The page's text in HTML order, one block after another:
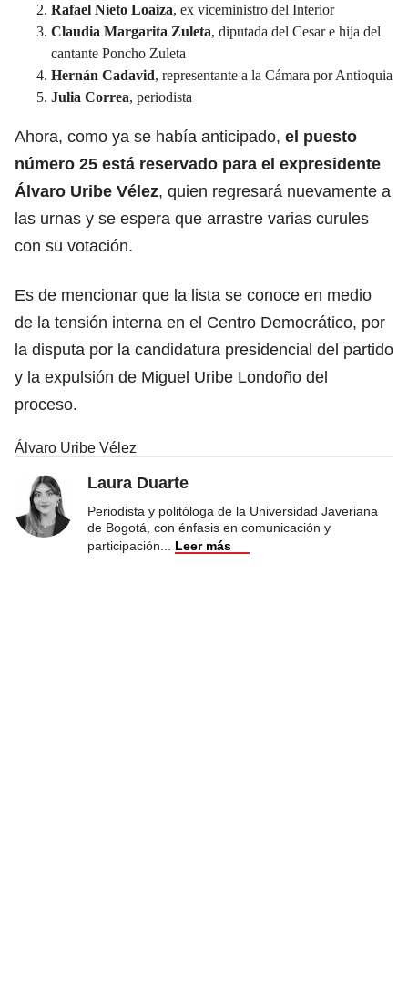
Rafael Nieto Loaiza, ex viceministro del Interior
Claudia Margarita Zuleta, diputada del Cesar e hija del
cantante Poncho Zuleta
Hernán Cadavid, representante a la Cámara por Antioquia
Julia Correa, periodista
Ahora, como ya se había anticipado, el puesto
número 25 está reservado para el expresidente
Álvaro Uribe Vélez, quien regresará nuevamente a
las urnas y se espera que arrastre varias curules
con su votación.
Es de mencionar que la lista se conoce en medio
de la tensión interna en el Centro Democrático, por
la disputa por la candidatura presidencial del partido
y la expulsión de Miguel Uribe Londoño del
proceso.
Álvaro Uribe Vélez
Laura Duarte
Periodista y politóloga de la Universidad Javeriana
de Bogotá, con énfasis en comunicación y
participación
Leer más